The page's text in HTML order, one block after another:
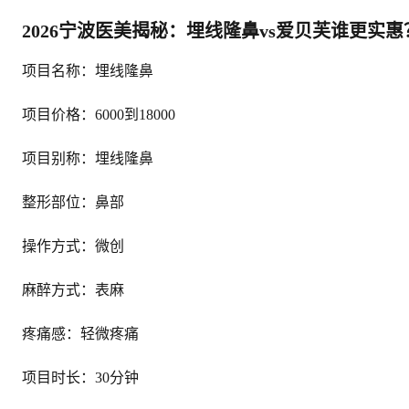
2026宁波医美揭秘：埋线隆鼻vs爱贝芙谁更实惠
项目名称：埋线隆鼻
项目价格：6000到18000
项目别称：埋线隆鼻
整形部位：鼻部
操作方式：微创
麻醉方式：表麻
疼痛感：轻微疼痛
项目时长：30分钟